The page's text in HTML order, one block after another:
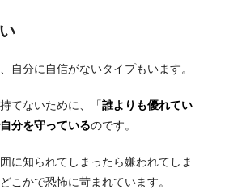
自分に自信がないタイプもいます。
てないために、 「誰よりも優れてい
分を守っているのです。
に知られてしまったら嫌われてしま
こかで恐怖に苛まれています。